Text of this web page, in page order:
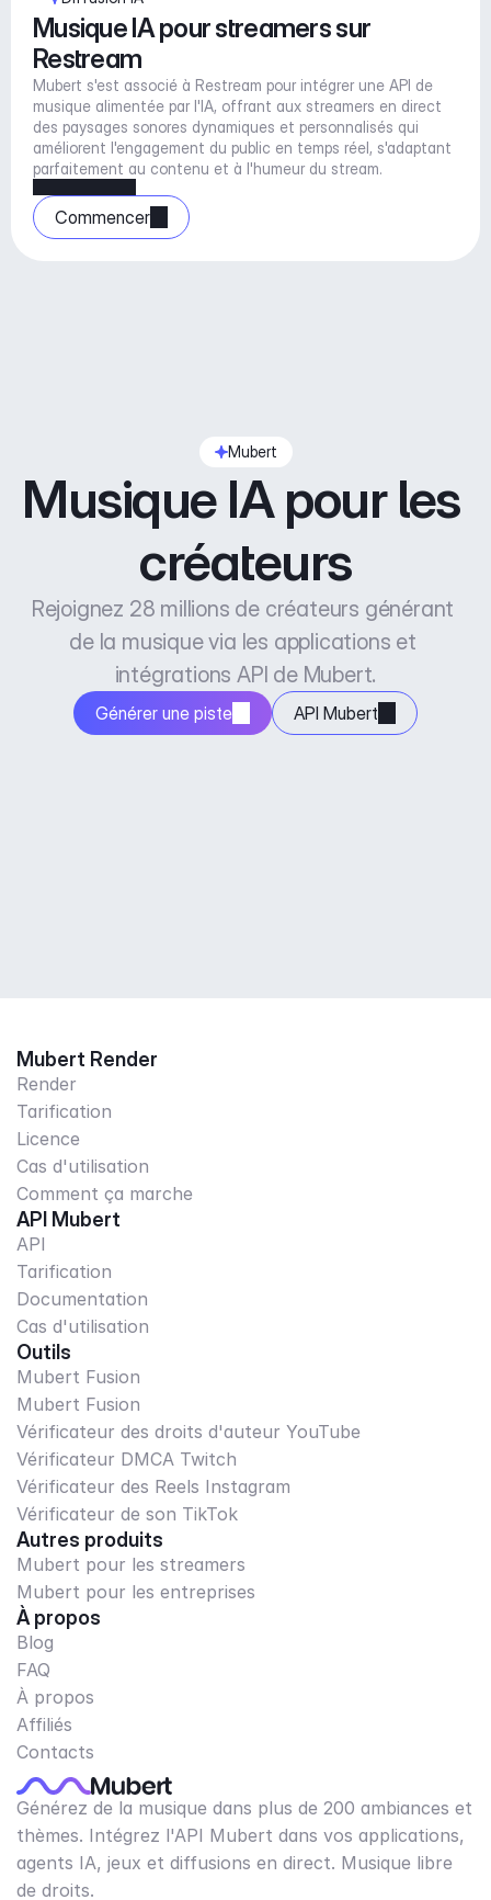
Musique IA pour streamers sur
Restream
Mubert s'est associé à Restream pour intégrer une API de
musique alimentée par l'IA, offrant aux streamers en direct
des paysages sonores dynamiques et personnalisés qui
améliorent l'engagement du public en temps réel, s'adaptant
parfaitement au contenu et à l'humeur du stream.
Commencer
Mubert
Musique IA pour les
créateurs
Rejoignez 28 millions de créateurs générant
de la musique via les applications et
intégrations API de Mubert.
Générer une piste API Mubert
Mubert Render
Render
Tarification
Licence
Cas d'utilisation
Comment ça marche
API Mubert
API
Tarification
Documentation
Cas d'utilisation
Outils
Mubert Fusion
Mubert Fusion
Vérificateur des droits d'auteur YouTube
Vérificateur DMCA Twitch
Vérificateur des Reels Instagram
Vérificateur de son TikTok
Autres produits
Mubert pour les streamers
Mubert pour les entreprises
À propos
Blog
FAQ
À propos
Affiliés
Contacts
Générez de la musique dans plus de 200 ambiances et
thèmes. Intégrez l'API Mubert dans vos applications,
agents IA, jeux et diffusions en direct. Musique libre
de droits.